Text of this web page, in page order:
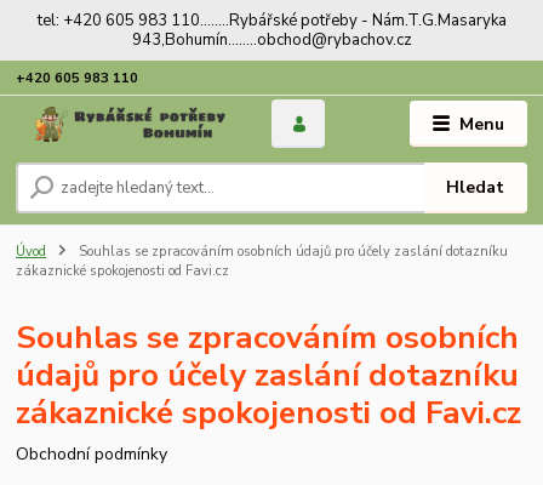
tel: +420 605 983 110........Rybářské potřeby - Nám.T.G.Masaryka
943,Bohumín........obchod@rybachov.cz
Menu
Hledat
+420 605 983 110
Úvod
Souhlas se zpracováním osobních údajů pro účely zaslání dotazníku
zákaznické spokojenosti od Favi.cz
Souhlas se zpracováním osobních
údajů pro účely zaslání dotazníku
zákaznické spokojenosti od Favi.cz
Obchodní podmínky